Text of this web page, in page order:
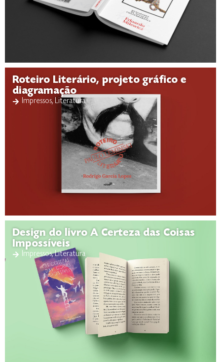
Roteiro Literário, projeto gráfico e
diagramação
Impressos, Literatura
Design do livro A Certeza das Coisas
Impossíveis
Impressos,Literatura